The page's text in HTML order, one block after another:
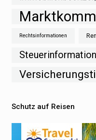
Rechtsinformationen
Schutz auf Reisen